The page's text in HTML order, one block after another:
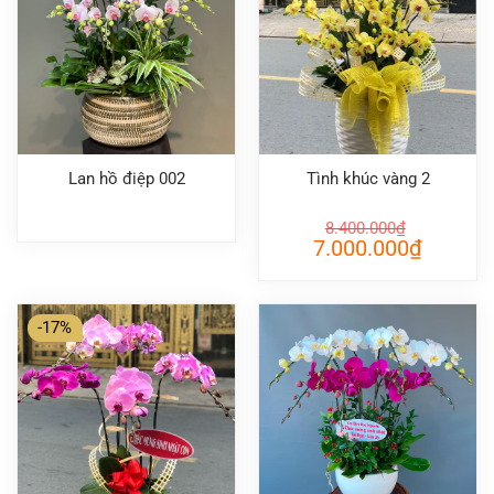
Lan hồ điệp 002 Tình khúc vàng 2
8.400.000₫
Giá
gốc
7.000.000₫Giá
-17%